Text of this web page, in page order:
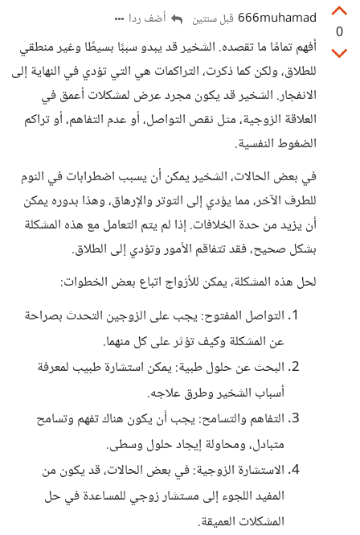
0
666muhamad قبل سنتين أضف ردا
أفهم تمامًا ما تقصده. الشخير قد يبدو سببًا بسيطًا وغير منطقي
للطلاق، ولكن كما ذكرت، التراكمات هي التي تؤدي في النهاية إلى
الانفجار. الشخير قد يكون مجرد عرض لمشكلات أعمق في
العلاقة الزوجية، مثل نقص التواصل، أو عدم التفاهم، أو تراكم
الضغوط النفسية.
في بعض الحالات، الشخير يمكن أن يسبب اضطرابات في النوم
للطرف الآخر، مما يؤدي إلى التوتر والإرهاق، وهذا بدوره يمكن
أن يزيد من حدة الخلافات. إذا لم يتم التعامل مع هذه المشكلة
بشكل صحيح، فقد تتفاقم الأمور وتؤدي إلى الطلاق.
لحل هذه المشكلة، يمكن للأزواج اتباع بعض الخطوات:
التواصل المفتوح: يجب على الزوجين التحدث بصراحة
عن المشكلة وكيف تؤثر على كل منهما.
البحث عن حلول طبية: يمكن استشارة طبيب لمعرفة
أسباب الشخير وطرق علاجه.
التفاهم والتسامح: يجب أن يكون هناك تفهم وتسامح
متبادل، ومحاولة إيجاد حلول وسطى.
الاستشارة الزوجية: في بعض الحالات، قد يكون من
المفيد اللجوء إلى مستشار زوجي للمساعدة في حل
المشكلات العميقة.